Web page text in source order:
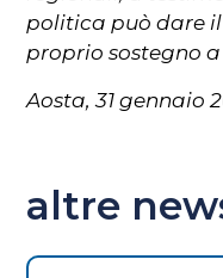
politica può dare
proprio sostegno
Aosta, 31 gennaio
altre